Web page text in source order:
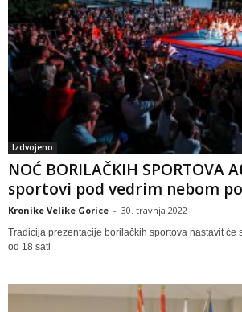
Izdvojeno
NOĆ BORILAČKIH SPORTOVA
sportovi pod vedrim nebom
Kronike Velike Gorice - 30. travnja 2022
Tradicija prezentacije borilačkih sportova nastavit će
od 18 sati